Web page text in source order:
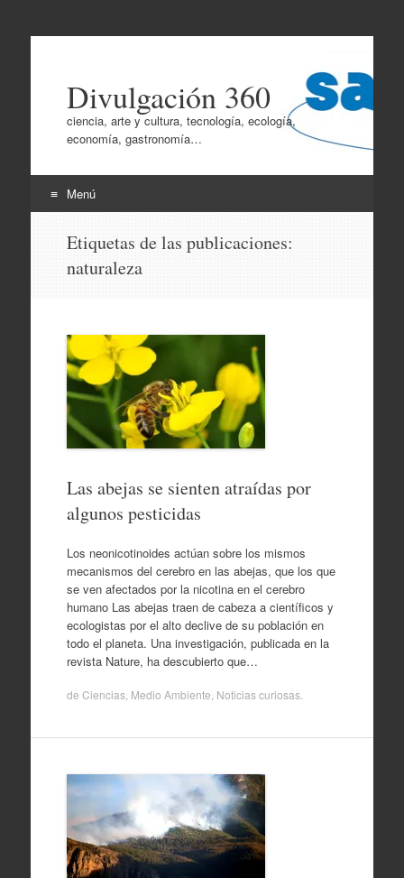
Divulgación 360
ciencia, arte y cultura, tecnología, ecología,
economía, gastronomía…
Menú
contenido
Etiquetas de las publicaciones:
naturaleza
Las abejas se sienten atraídas por
algunos pesticidas
Los neonicotinoides actúan sobre los mismos
mecanismos del cerebro en las abejas, que los que
se ven afectados por la nicotina en el cerebro
humano Las abejas traen de cabeza a científicos y
ecologistas por el alto declive de su población en
todo el planeta. Una investigación, publicada en la
revista Nature, ha descubierto que…
de Ciencias, Medio Ambiente Noticias curiosas.